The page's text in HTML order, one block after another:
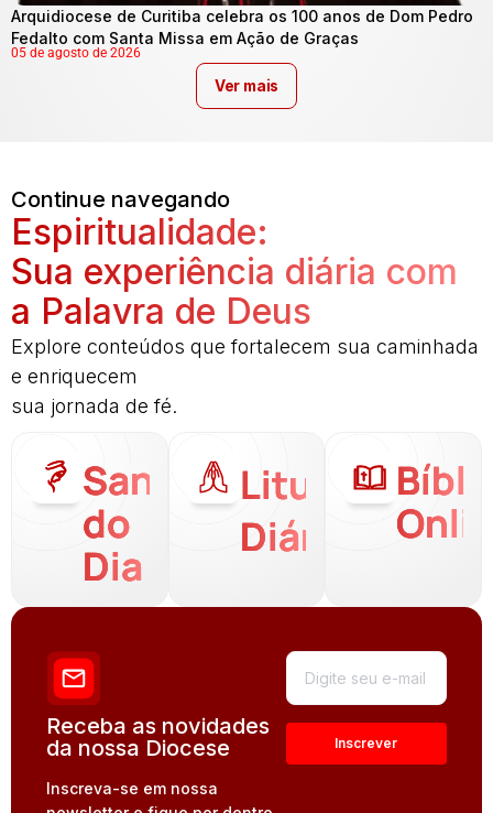
Arquidiocese de Curitiba celebra os 100 anos de Dom Pedro
Fedalto com Santa Missa em Ação de Graças
05 de agosto de 2026
Ver mais
Continue navegando
Espiritualidade:
Sua experiência diária com
a Palavra de Deus
Explore conteúdos que fortalecem sua caminhada
e enriquecem
sua jornada de fé.
Santo
do
Dia
Liturgia
Diária
Receba as novidades
da nossa Diocese
Inscreva-se em nossa